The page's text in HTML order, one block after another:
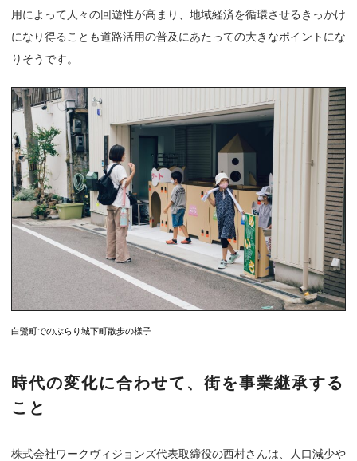
用によって人々の回遊性が高まり、地域経済を循環させるきっかけ
になり得ることも道路活用の普及にあたっての大きなポイントにな
りそうです。
白鷺町でのぶらり城下町散歩の様子
時代の変化に合わせて、街を事業継承する
こと
株式会社ワークヴィジョンズ代表取締役の西村さんは、人口減少や